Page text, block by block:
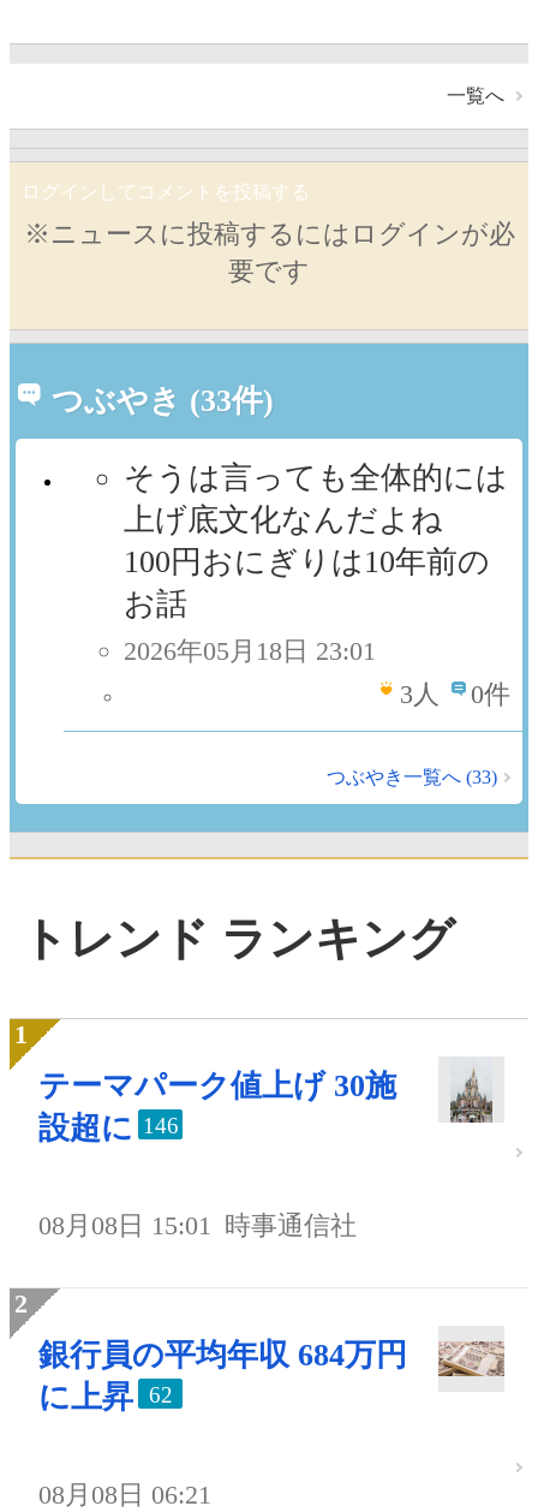
一覧へ
ログインしてコメントを投稿する
※ニュースに投稿するにはログインが必
要です
つぶやき (33件)
そうは言っても全体的には
上げ底文化なんだよね
100円おにぎりは10年前の
お話
2026年05月18日 23:01
3 人 0件
つぶやき一覧へ (33)
トレンド ランキング
テーマパーク値上げ 30施
設超に 146
08月08日 15:01 時事通信社
銀行員の平均年収 684万円
に上昇
62
08月08日 06:21